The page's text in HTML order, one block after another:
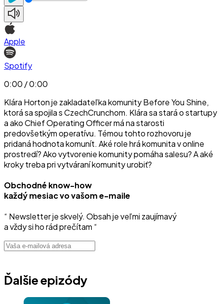
Apple
Spotify
0:00 / 0:00
Klára Horton je zakladateľka komunity Before You Shine,
ktorá sa spojila s CzechCrunchom. Klára sa stará o startupy
a ako Chief Operating Officer má na starosti
predovšetkým operatívu. Témou tohto rozhovoru je
pridaná hodnota komunít. Aké role hrá komunita v online
prostredí? Ako vytvorenie komunity pomáha salesu? A aké
kroky treba pri vytváraní komunity urobiť?
Obchodné know-how
každý mesiac vo vašom e-maile
“ Newsletter je skvelý. Obsah je veľmi zaujímavý
a vždy si ho rád prečítam “
Ďalšie epizódy